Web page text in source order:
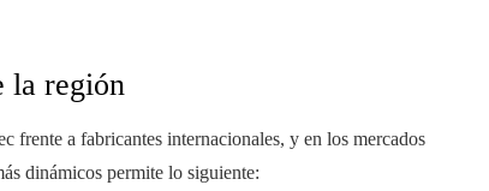
la región
frente a fabricantes internacionales, y en los mercados
dinámicos permite lo siguiente: